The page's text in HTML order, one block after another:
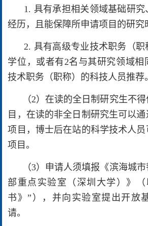
1. 具有承担相关领域基础研
经历，且能保障所申请项目的研究
2. 具有高级专业技术职务（
学位，或者有2名与其研究领域相
技术职务（职称）的科技人员推荐
（2）在读的全日制研究生不
目，在读的非全日制研究生可以
项目，博士后在站的科学技术人
项目。
（3）申请人须填报《滨海城
部重点实验室（深圳大学）》
书》”），并向实验室提出开放
请。